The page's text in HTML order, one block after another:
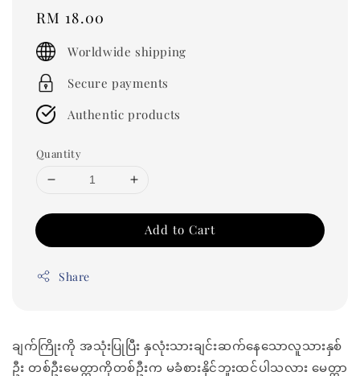
Regular
price
RM 18.00
Worldwide shipping
Secure payments
Authentic products
Quantity
Add to Cart
Share
ချက်ကြိုးကို အသုံးပြုပြီး နှလုံးသားချင်းဆက်နေသောလူသားနှစ်
ဦး တစ်ဦးမေတ္တာကိုတစ်ဦးက မခံစားနိုင်ဘူးထင်ပါသလား မေတ္တာ